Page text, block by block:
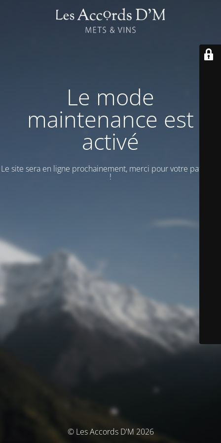
Le mode
maintenance est
activé
Le site sera en ligne prochainement, merci pour votre patience
!
© Les Accords D'M 2026